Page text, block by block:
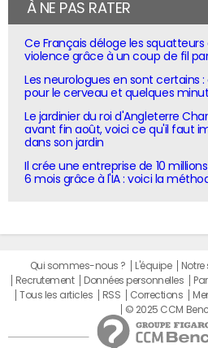
À NE PAS RATER
Ce Français déloge les squatteurs
violence grâce à un coup de fil
Les neurologues en sont certains
pour le cerveau et quelques
Le jardinier du roi d'Angleterre
avant fin août, voici ce qu'il faut
dans son jardin
Il crée une entreprise de 10
6 mois grâce à l'IA : voici la
Qui sommes-nous ? L'équipe
Recrutement
Données personnelles
Tous les articles
RSS Corrections
© 2025 CCM